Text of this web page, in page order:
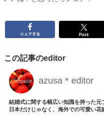
この記事のeditor
azusa＊editor
結婚式に関する幅広い知識を持った元
日本だけじゃなく、海外での可愛い花